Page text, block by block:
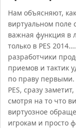
Нам объясняют,
виртуальном поле
важная функция в
только в PES
разработчики
приемов и тактик
по праву
PES, сразу
смотря на то что
виртуозное
игрокам и просто